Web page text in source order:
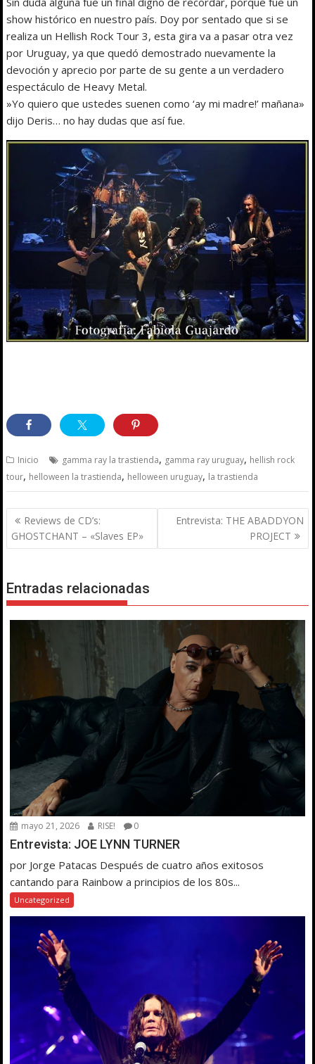
show histórico en nuestro país. Doy por sentado que si se
realiza un Hellish Rock Tour 3, esta gira va a pasar otra vez
por Uruguay, ya que quedó demostrado nuevamente la
devoción y aprecio por parte de su gente a un verdadero
espectáculo de Heavy Metal.
»Yo quiero que ustedes suenen como ‘ay mi madre!’ mañana»
dijo Deris… no hay dudas que así fue.
Inicio gamma ray la trastienda, gamma ray uruguay, hellish rock
tour, helloween la trastienda, helloween uruguay, la trastienda
Navegación
de
entradas
Reviews de CD’s:
GHOSTCHANT – «Slaves EP»
Entrevista: THE ABADDYON
PROJECT
Entradas relacionadas
mayo 21, 2026 RISE! 0
Entrevista: JOE LYNN TURNER
por Jorge Patacas Después de cuatro años exitosos
cantando para Rainbow a principios de los 80s...
Uncategorized